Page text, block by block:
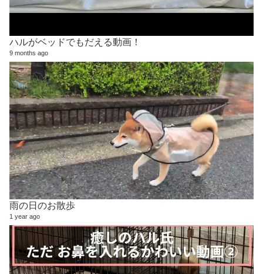
ハルがベッドでもだえる動画！
9 months ago
雨の日のお散歩
1 year ago